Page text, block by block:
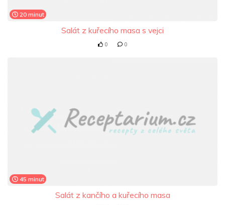
20 minut
Salát z kuřecího masa s vejci
0 0
45 minut
Salát z kančího a kuřecího masa